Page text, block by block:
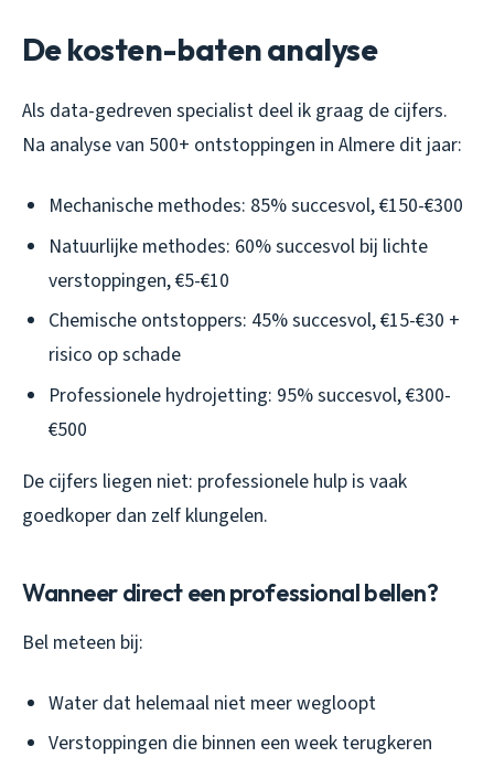
De kosten-baten analyse
Als data-gedreven specialist deel ik graag de cijfers.
Na analyse van 500+ ontstoppingen in Almere dit jaar:
Mechanische methodes: 85% succesvol, €150-€300
Natuurlijke methodes: 60% succesvol bij lichte
verstoppingen, €5-€10
Chemische ontstoppers: 45% succesvol, €15-€30 +
risico op schade
Professionele hydrojetting: 95% succesvol, €300-
€500
De cijfers liegen niet: professionele hulp is vaak
goedkoper dan zelf klungelen.
Wanneer direct een professional bellen?
Bel meteen bij:
Water dat helemaal niet meer wegloopt
Verstoppingen die binnen een week terugkeren